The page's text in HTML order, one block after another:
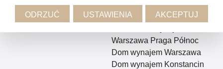
Mieszkanie wynajem
Warszawa Praga Południe
Warszawa Praga Północ
Dom wynajem Warszawa
Dom wynajem Konstancin
ODRZUĆ USTAWIENIA AKCEPTUJ